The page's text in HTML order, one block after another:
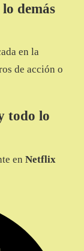
demás
en la
de acción o
todo lo
en Netflix